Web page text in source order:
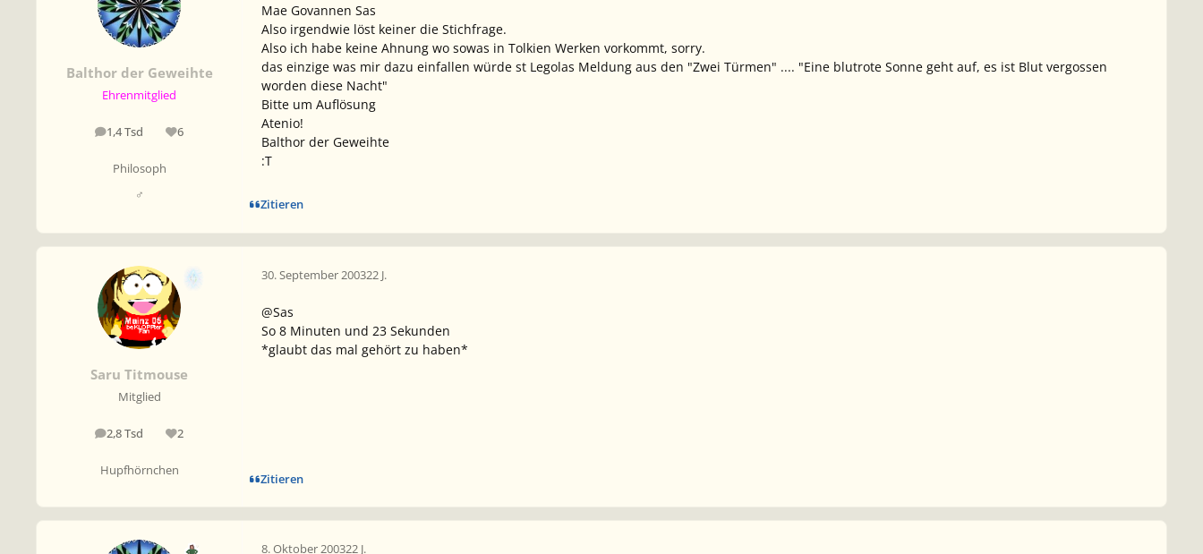
Balthor der Geweihte
Ehrenmitglied
1,4 Tsd
Beiträge 6
Reputation
Philosoph
♂
Mae Govannen Sas
Also irgendwie löst keiner die Stichfrage.
Also ich habe keine Ahnung wo sowas in Tolkien Werken vorkommt, sorry.
das einzige was mir dazu einfallen würde st Legolas Meldung aus den "Zwei Türmen" .... "Eine blutrote Sonne geht auf, es ist Blut vergossen
worden diese Nacht"
Bitte um Auflösung
Atenio!
Balthor der Geweihte
:T
Zitieren
Saru Titmouse
Mitglied
2,8 Tsd
Beiträge 2
Reputation
Hupfhörnchen
30. September 200322 J.
@Sas
So 8 Minuten und 23 Sekunden
*glaubt das mal gehört zu haben*
Zitieren
8. Oktober 200322 J.